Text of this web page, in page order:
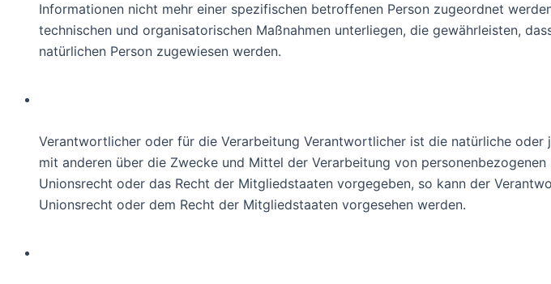
Informationen nicht mehr einer spezifischen betroffenen Person zugeordnet
technischen und organisatorischen Maßnahmen unterliegen, die gewährleisten,
natürlichen Person zugewiesen werden.
Verantwortlicher oder für die Verarbeitung Verantwortlicher ist die natürliche
mit anderen über die Zwecke und Mittel der Verarbeitung von
Unionsrecht oder das Recht der Mitgliedstaaten vorgegeben, so kann der
Unionsrecht oder dem Recht der Mitgliedstaaten vorgesehen werden.